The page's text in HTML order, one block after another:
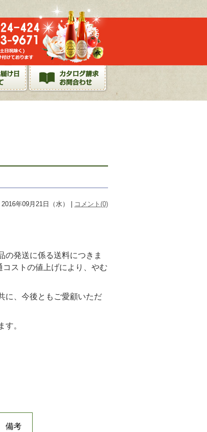
2016年09月21日（水） | コメント(0)
の発送に係る送料につきま
ストの値上げにより、やむ
に、今後ともご愛顧いただ
す。
備考